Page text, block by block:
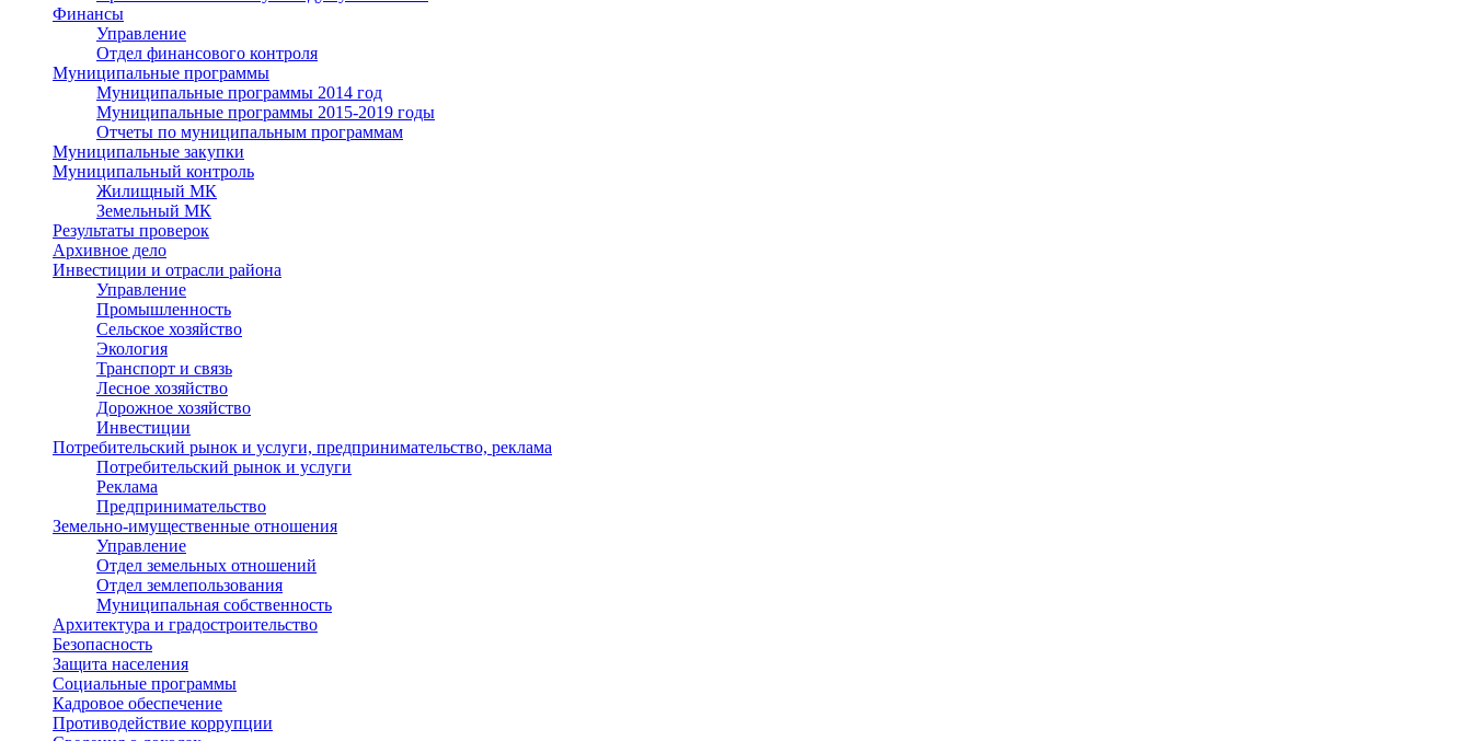
Финансы
Управление
Отдел финансового контроля
Муниципальные программы
Муниципальные программы 2014 год
Муниципальные программы 2015-2019 годы
Отчеты по муниципальным программам
Муниципальные закупки
Муниципальный контроль
Жилищный МК
Земельный МК
Результаты проверок
Архивное дело
Инвестиции и отрасли района
Управление
Промышленность
Сельское хозяйство
Экология
Транспорт и связь
Лесное хозяйство
Дорожное хозяйство
Инвестиции
Потребительский рынок и услуги, предпринимательство, реклама
Потребительский рынок и услуги
Реклама
Предпринимательство
Земельно-имущественные отношения
Управление
Отдел земельных отношений
Отдел землепользования
Муниципальная собственность
Архитектура и градостроительство
Безопасность
Защита населения
Социальные программы
Кадровое обеспечение
Противодействие коррупции